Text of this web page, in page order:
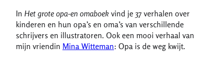
In Het grote opa-en omaboek vind je 37 verhalen over
kinderen en hun opa’s en oma’s van verschillende
schrijvers en illustratoren. Ook een mooi verhaal van
mijn vriendin Mina Witteman: Opa is de weg kwijt.